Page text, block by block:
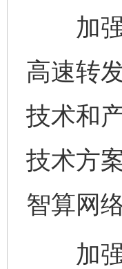
加强
高速转
技术和
技术方
智算网
加强